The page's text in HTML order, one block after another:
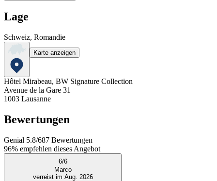
Lage
Schweiz, Romandie
Karte anzeigen
Hôtel Mirabeau, BW Signature Collection
Avenue de la Gare 31
1003 Lausanne
Bewertungen
Genial 5.8/687 Bewertungen
96% empfehlen dieses Angebot
6/6
Marco
verreist im Aug. 2026